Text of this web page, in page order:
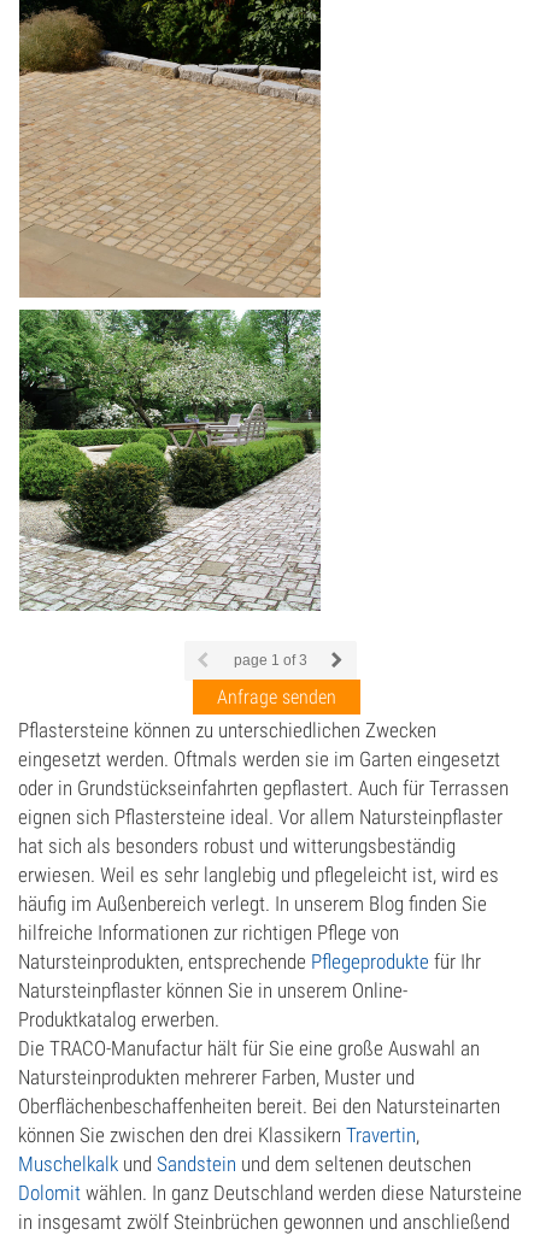
page 1 of 3
Anfrage senden
Pflastersteine können zu unterschiedlichen Zwecken
eingesetzt werden. Oftmals werden sie im Garten eingesetzt
oder in Grundstückseinfahrten gepflastert. Auch für Terrassen
eignen sich Pflastersteine ideal. Vor allem Natursteinpflaster
hat sich als besonders robust und witterungsbeständig
erwiesen. Weil es sehr langlebig und pflegeleicht ist, wird es
häufig im Außenbereich verlegt. In unserem Blog finden Sie
hilfreiche Informationen zur richtigen Pflege von
Natursteinprodukten, entsprechende Pflegeprodukte für Ihr
Natursteinpflaster können Sie in unserem Online-
Produktkatalog erwerben.
Die TRACO-Manufactur hält für Sie eine große Auswahl an
Natursteinprodukten mehrerer Farben, Muster und
Oberflächenbeschaffenheiten bereit. Bei den Natursteinarten
können Sie zwischen den drei Klassikern Travertin,
Muschelkalk und Sandstein und dem seltenen deutschen
Dolomit wählen. In ganz Deutschland werden diese Natursteine
in insgesamt zwölf Steinbrüchen gewonnen und anschließend